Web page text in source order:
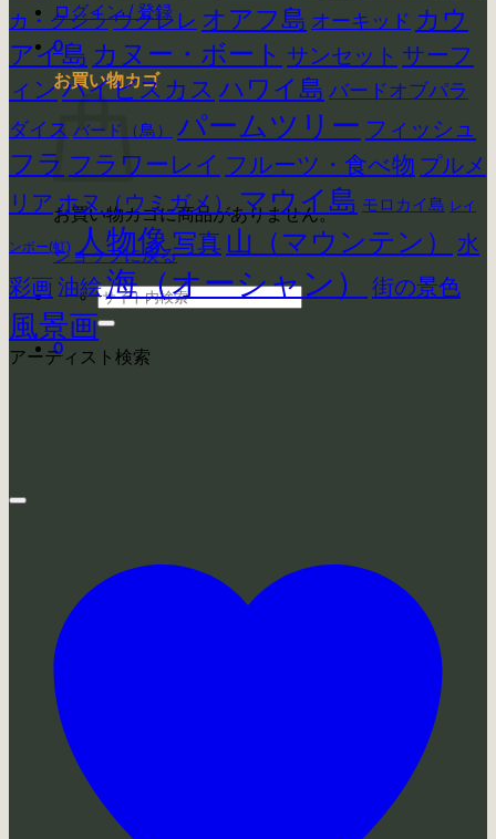
ログイン / 登録
0
お買い物カゴ
お買い物カゴに商品がありません。
ショップに戻る
検
索
対
象:
0
カ・クジラ ウクレレ オアフ島 オーキッド カウ
アイ島 カヌー・ボート サンセット サーフ
ィンハイビスカス ハワイ島 バードオブパラ
ダイス バード（鳥） パームツリー フィッシュ
フラ フラワーレイ フルーツ・食べ物 プルメ
リア ホヌ（ウミガメ） マウイ島 モロカイ島 レイ
ンボー(虹) 人物像写真 山（マウンテン）
水
彩画油絵海（オーシャン） 街の景色
風景画
アーティスト検索